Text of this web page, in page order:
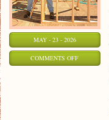
MAY - 23 - 2026
COMMENTS OFFON